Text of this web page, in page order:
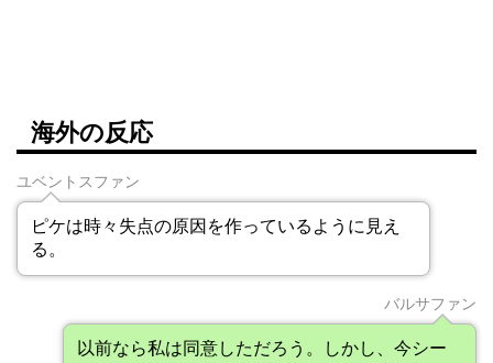
海外の反応
ユベントスファン
ピケは時々失点の原因を作っているように見え
る。
バルサファン
以前なら私は同意しただろう。しかし、今シー